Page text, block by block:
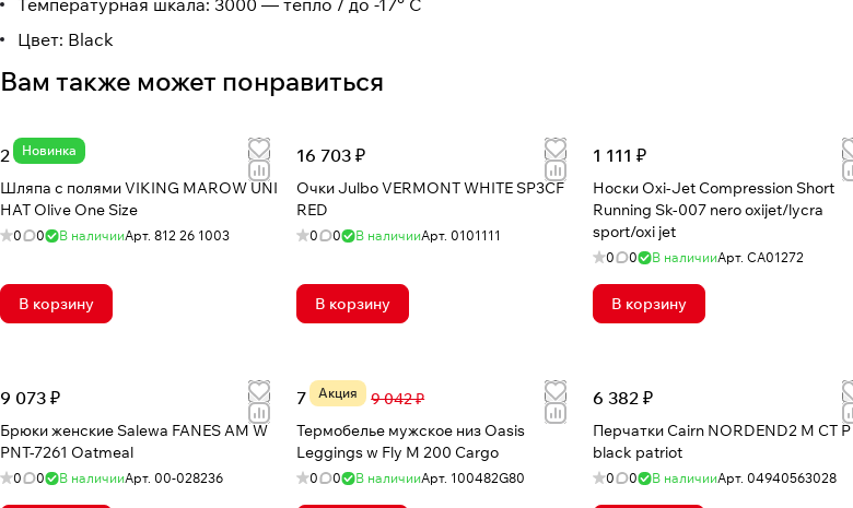
Температурная шкала: 3000 — тепло / до -17° C
Цвет: Black
Вам также может понравиться
Новинка
2 736 ₽
Шляпа с полями VIKING MAROW UNI
HAT Olive One Size
0 0 В наличииАрт. 812 26 1003
В корзину
16 703 ₽
Очки Julbo VERMONT WHITE SP3CF
RED
0 0 В наличииАрт.0101111
В корзину
1 111 ₽
Носки Oxi-Jet Compression Short
Running Sk-007 nero oxijet/lycra
sport/oxi jet
0 0 В наличииАрт.CA01272
В корзину
9 073 ₽
Брюки женские Salewa FANES AM W
PNT-7261 Oatmeal
0 0 В наличииАрт. 00-028236
Акция
7 096 ₽
9 042 ₽
Термобелье мужское низ Oasis
Leggings w Fly M 200 Cargo
0 0 В наличииАрт. 100482G80
6 382 ₽
Перчатки Cairn NORDEND2 M CT P
black patriot
0 0 В наличииАрт.04940563028